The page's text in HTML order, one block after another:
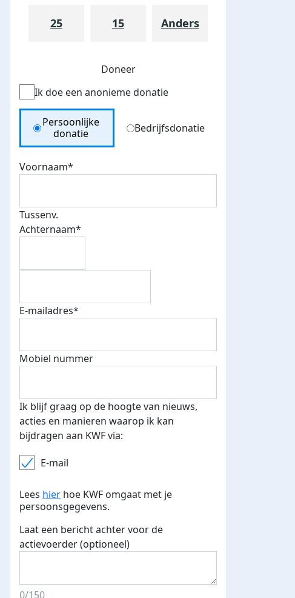
E-mails verstuurd
€500 euro opgehaald: t-shirt
25 15 Anders
Doneer
Ik doe een anonieme donatie
Donation Type
Persoonlijke
donatie
Bedrijfsdonatie
Voornaam*
Tussenv.
Achternaam*
E-mailadres*
Mobiel nummer
Ik blijf graag op de hoogte van nieuws,
acties en manieren waarop ik kan
bijdragen aan KWF via:
E-mail
Lees hier hoe KWF omgaat met je
persoonsgegevens.
Laat een bericht achter voor de
actievoerder (optioneel)
0/150